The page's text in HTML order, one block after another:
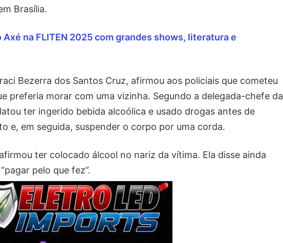
Brasília.
na FLITEN 2025 com grandes shows, literatura e
Bezerra dos Santos Cruz, afirmou aos policiais que cometeu
preferia morar com uma vizinha. Segundo a delegada-chefe da
ter ingerido bebida alcoólica e usado drogas antes de
e, em seguida, suspender o corpo por uma corda.
ter colocado álcool no nariz da vítima. Ela disse ainda
pelo que fez”.